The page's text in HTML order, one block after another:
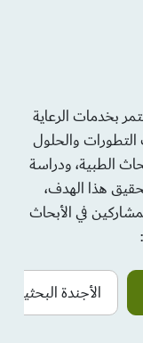
بخدمات الرعاية
والحلول
الطبية، ودراسة
هذا الهدف،
في الأبحاث
الأجندة البحثية